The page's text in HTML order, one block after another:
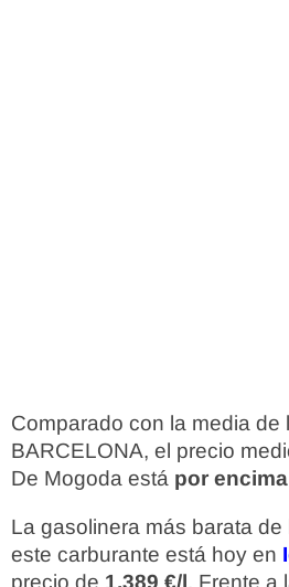
Comparado con la media de
BARCELONA, el precio
De Mogoda está por
La gasolinera más barata
este carburante está hoy en
precio de 1,389 €/l. Frente a